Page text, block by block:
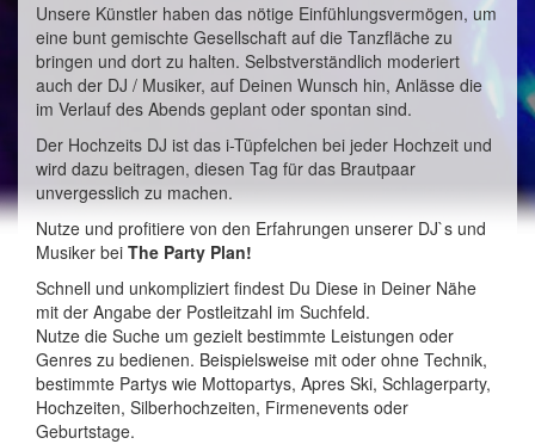
Unsere Künstler haben das nötige Einfühlungsvermögen, um
eine bunt gemischte Gesellschaft auf die Tanzfläche zu
bringen und dort zu halten. Selbstverständlich moderiert
auch der DJ / Musiker, auf Deinen Wunsch hin, Anlässe die
im Verlauf des Abends geplant oder spontan sind.
Der Hochzeits DJ ist das i-Tüpfelchen bei jeder Hochzeit und
wird dazu beitragen, diesen Tag für das Brautpaar
unvergesslich zu machen.
Nutze und profitiere von den Erfahrungen unserer DJ`s und
Musiker bei The Party Plan!
Schnell und unkompliziert findest Du Diese in Deiner Nähe
mit der Angabe der Postleitzahl im Suchfeld.
Nutze die Suche um gezielt bestimmte Leistungen oder
Genres zu bedienen. Beispielsweise mit oder ohne Technik,
bestimmte Partys wie Mottopartys, Apres Ski, Schlagerparty,
Hochzeiten, Silberhochzeiten, Firmenevents oder
Geburtstage.